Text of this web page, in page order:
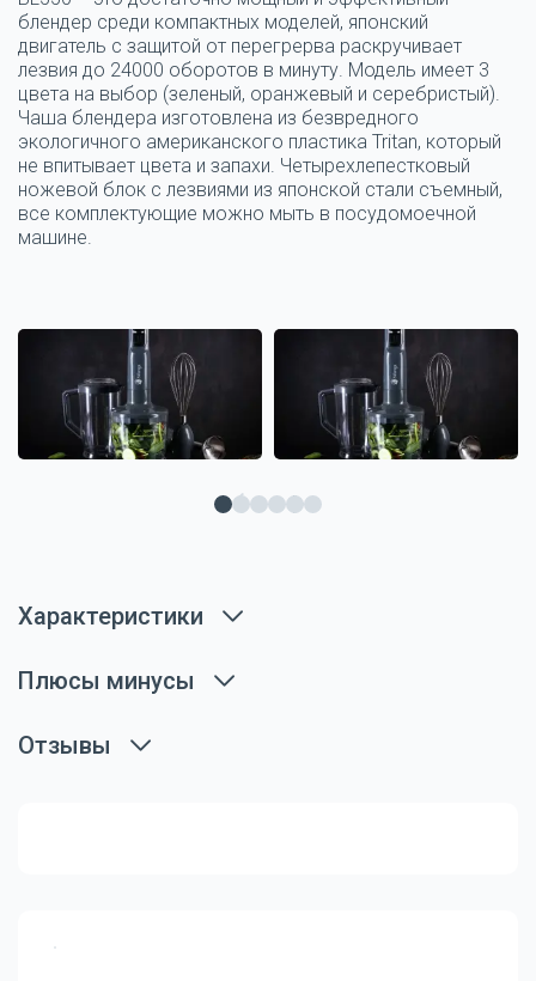
блендер среди компактных моделей, японский
двигатель с защитой от перегрерва раскручивает
лезвия до 24000 оборотов в минуту. Модель имеет 3
цвета на выбор (зеленый, оранжевый и серебристый).
Чаша блендера изготовлена из безвредного
экологичного американского пластика Tritan, который
не впитывает цвета и запахи. Четырехлепестковый
ножевой блок с лезвиями из японской стали съемный,
все комплектующие можно мыть в посудомоечной
машине.
Характеристики
Плюсы минусы
Отзывы